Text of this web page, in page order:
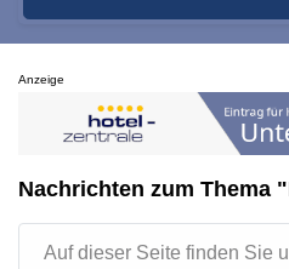
Anzeige
Nachrichten zum Thema
Auf dieser Seite finden Sie